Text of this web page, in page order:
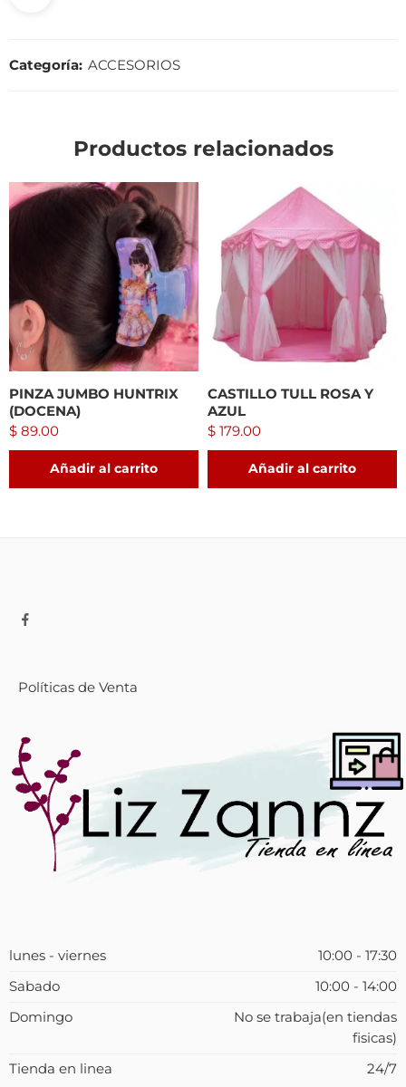
Categoría: ACCESORIOS
Productos relacionados
PINZA JUMBO HUNTRIX
(DOCENA)
$ 89.00
Añadir al carrito
CASTILLO TULL ROSA Y
AZUL
$ 179.00
Añadir al carrito
Políticas de Venta
lunes - viernes
10:00 - 17:30
Sabado
10:00 - 14:00
Domingo
No se trabaja(en tiendas
fisicas)
Tienda en linea
24/7